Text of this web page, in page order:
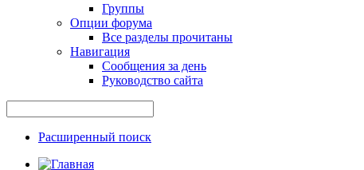
Группы
Опции форума
Все разделы прочитаны
Навигация
Сообщения за день
Руководство сайта
Расширенный поиск